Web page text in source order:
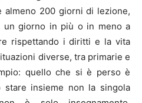
almeno 200 giorni di lezione,
un giorno in più o in meno a
rispettando i diritti e la vita
diverse, tra primarie e
quello che si è perso è
stare insieme non la singola